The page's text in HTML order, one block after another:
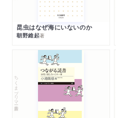
昆虫はなぜ海にいないのか
朝野維起著
ちくまプリマー新書